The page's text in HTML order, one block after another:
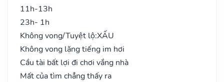
11h-13h
23h- 1h
Không vong/Tuyệt lộ:XẤU
Không vong lặng tiếng im hơi
Cầu tài bất lợi đi chơi vắng nhà
Mất của tìm chẳng thấy ra